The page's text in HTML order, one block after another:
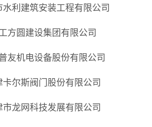
水利建筑安装工程有限公司
方圆建设集团有限公司
友机电设备股份有限公司
卡尔斯阀门股份有限公司
市龙网科技发展有限公司